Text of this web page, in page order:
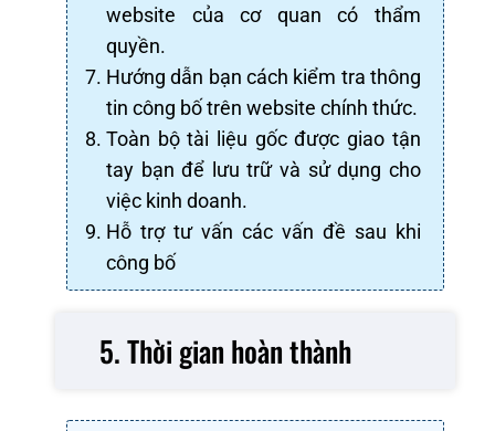
website của cơ quan có thẩm
quyền.
Hướng dẫn bạn cách kiểm tra thông
tin công bố trên website chính thức.
Toàn bộ tài liệu gốc được giao tận
tay bạn để lưu trữ và sử dụng cho
việc kinh doanh.
Hỗ trợ tư vấn các vấn đề sau khi
công bố
5. Thời gian hoàn thành